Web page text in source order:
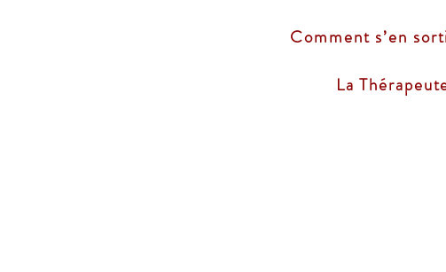
Comment s’en
La